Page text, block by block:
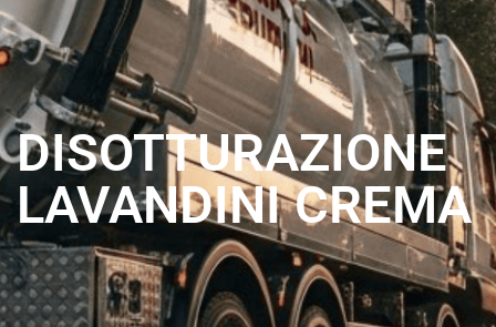
DISOTTURAZIONE
LAVANDINI CREMA